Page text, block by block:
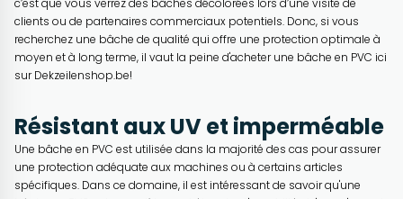
c’est que vous verrez des bâches décolorées lors d’une visite de
clients ou de partenaires commerciaux potentiels. Donc, si vous
recherchez une bâche de qualité qui offre une protection optimale à
moyen et à long terme, il vaut la peine d'acheter une bâche en PVC ici
sur Dekzeilenshop.be!
Résistant aux UV et imperméable
Une bâche en PVC est utilisée dans la majorité des cas pour assurer
une protection adéquate aux machines ou à certains articles
spécifiques. Dans ce domaine, il est intéressant de savoir qu'une